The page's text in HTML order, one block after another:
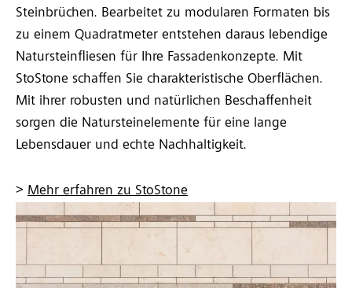
Steinbrüchen. Bearbeitet zu modularen Formaten bis
zu einem Quadratmeter entstehen daraus lebendige
Natursteinfliesen für Ihre Fassadenkonzepte. Mit
StoStone schaffen Sie charakteristische Oberflächen.
Mit ihrer robusten und natürlichen Beschaffenheit
sorgen die Natursteinelemente für eine lange
Lebensdauer und echte Nachhaltigkeit.
> Mehr erfahren zu StoStone